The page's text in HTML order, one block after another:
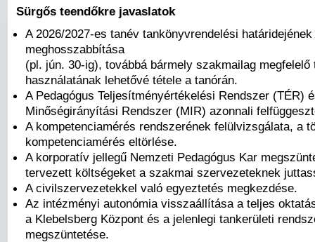
Sürgős teendőkre javaslatok
A 2026/2027-es tanév tankönyvrendelési határidejének
meghosszabbítása
(pl. jún. 30-ig), továbbá bármely szakmailag megfelelő
használatának lehetővé tétele a tanórán.
A Pedagógus Teljesítményértékelési Rendszer (TÉR)
Minőségirányítási Rendszer (MIR) azonnali
A kompetenciamérés rendszerének felülvizsgálata, a
kompetenciamérés eltörlése.
A korporatív jellegű Nemzeti Pedagógus Kar
tervezett költségeket a szakmai szervezeteknek
A civilszervezetekkel való egyeztetés megkezdése.
Az intézményi autonómia visszaállítása a teljes
a Klebelsberg Központ és a jelenlegi tankerületi
megszüntetése.